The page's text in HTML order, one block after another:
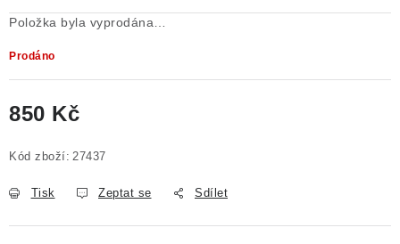
Položka byla vyprodána…
Prodáno
850 Kč
Kód zboží: 27437
Tisk Zeptat se Sdílet